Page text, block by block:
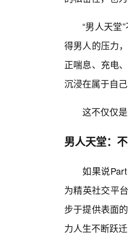
“男人天堂
得男人的压力
正喘息、充电
沉浸在属于自
这不仅仅
男人天堂：
如果说
为精英社交平
步于提供表面
力人生不断跃